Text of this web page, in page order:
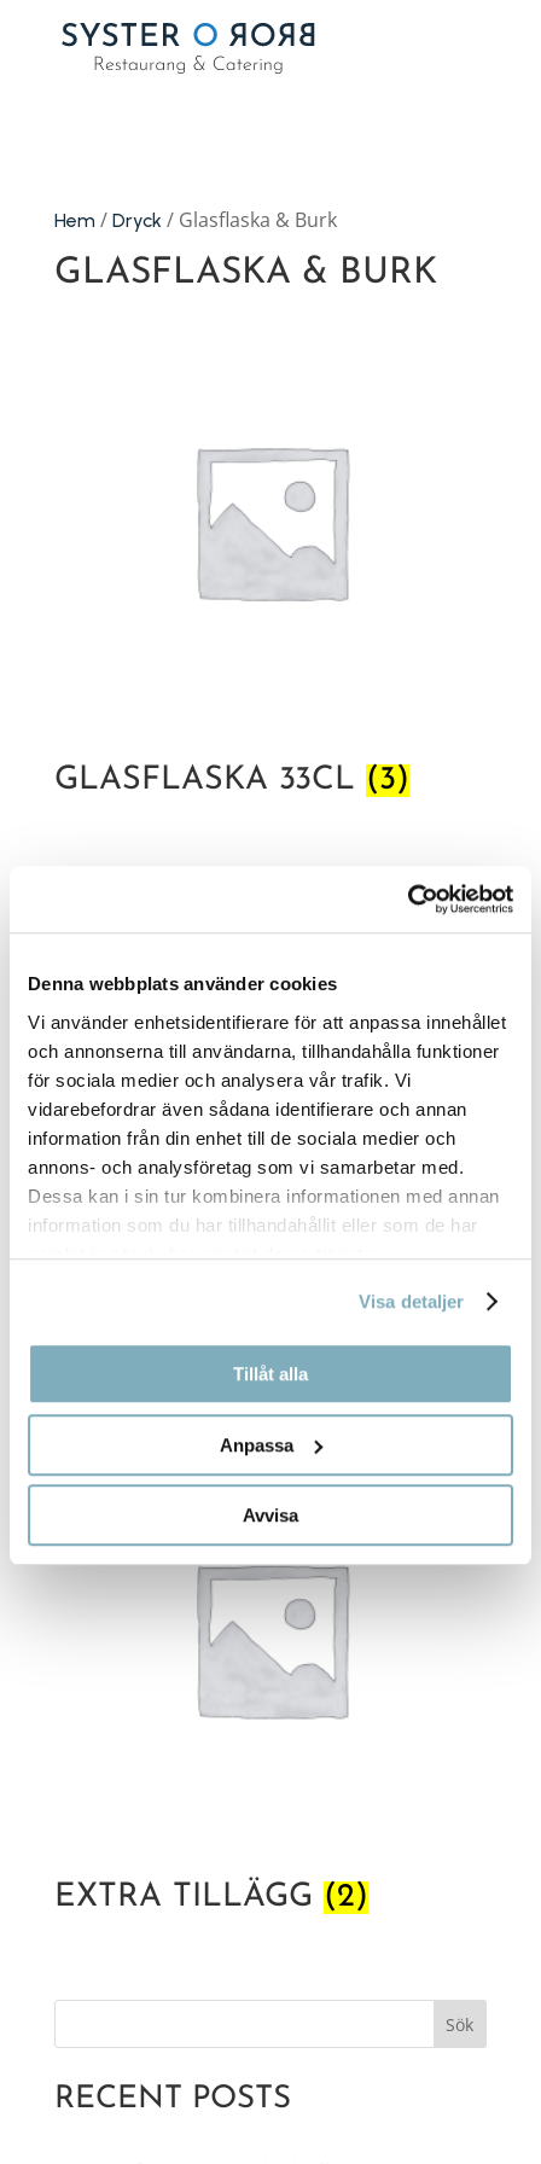
Denna webbplats använder cookies
Vi använder enhetsidentifierare för att anpassa innehållet
och annonserna till användarna, tillhandahålla funktioner
för sociala medier och analysera vår trafik. Vi
vidarebefordrar även sådana identifierare och annan
information från din enhet till de sociala medier och
annons- och analysföretag som vi samarbetar med.
Dessa kan i sin tur kombinera informationen med annan
information som du har tillhandahållit eller som de har
samlat in när du har använt deras tjänster.
Visa detaljer
Tillåt alla
Anpassa
Avvisa
Hem / Dryck / Glasflaska & Burk
GLASFLASKA & BURK
GLASFLASKA 33CL (3)
BURK 33CL(3)
EXTRA TILLÄGG (2)
Sök
RECENT POSTS